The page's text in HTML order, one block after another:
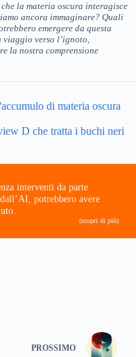
la materia oscura interagisce
ancora immaginare? Quali
emergere da questa
viaggio verso l’ignoto,
la nostra comprensione
di materia oscura
D che tratta i buchi neri
interventi da parte
potrebbero avere
(scopri di più)
PROSSIMO